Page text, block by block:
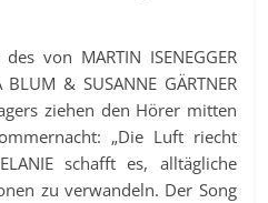
von MARTIN ISENEGGER
& SUSANNE GÄRTNER
ziehen den Hörer mitten
„Die Luft riecht
schafft es, alltägliche
zu verwandeln. Der Song